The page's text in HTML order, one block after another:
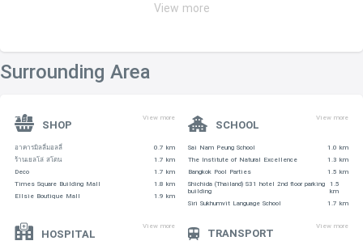
View more
Surrounding Area
SHOP
View more
อาคารมิลลี่มอลลี่
0.7 km
ร้านเยลโล่ สโตน
1.7 km
Deco
1.7 km
Times Square Building Mall
1.8 km
Ellsie Boutique Mall
1.9 km
SCHOOL
View more
Sai Nam Peung School
1.0 km
The Institute of Natural Excellence
1.3 km
Bangkok Pool Parties
1.5 km
Shichida (Thailand) S31 hotel 2nd floor parking
building
1.5
km
Siri Sukhumvit Language School
1.7 km
HOSPITAL
View more
TRANSPORT
View more